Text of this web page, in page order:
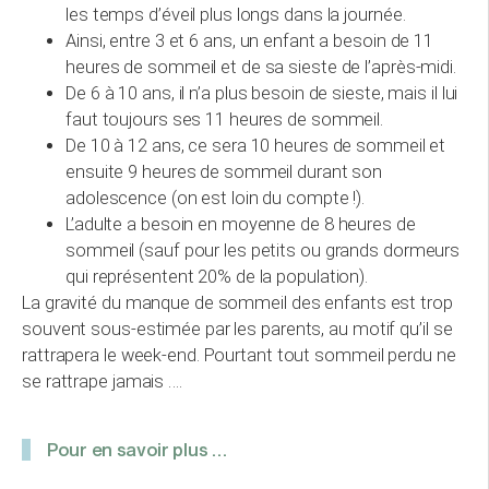
les temps d’éveil plus longs dans la journée.
Ainsi, entre 3 et 6 ans, un enfant a besoin de 11
heures de sommeil et de sa sieste de l’après-midi.
De 6 à 10 ans, il n’a plus besoin de sieste, mais il lui
faut toujours ses 11 heures de sommeil.
De 10 à 12 ans, ce sera 10 heures de sommeil et
ensuite 9 heures de sommeil durant son
adolescence (on est loin du compte !).
L’adulte a besoin en moyenne de 8 heures de
sommeil (sauf pour les petits ou grands dormeurs
qui représentent 20% de la population).
La gravité du manque de sommeil des enfants est trop
souvent sous-estimée par les parents, au motif qu’il se
rattrapera le week-end. Pourtant tout sommeil perdu ne
se rattrape jamais ….
Pour en savoir plus …